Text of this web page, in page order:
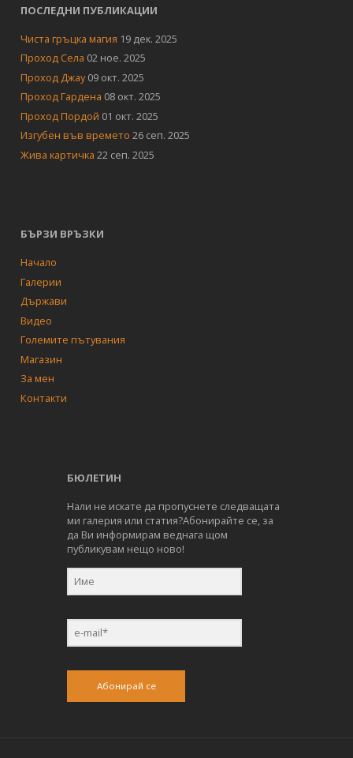
ПОСЛЕДНИ ПУБЛИКАЦИИ
Чиста гръцка магия 19 дек. 2025
Проход Села 02 ное. 2025
Проход Джау 09 окт. 2025
Проход Гардена 08 окт. 2025
Проход Пордой 01 окт. 2025
Изгубен във времето 26 сеп. 2025
Жива картичка 22 сеп. 2025
БЪРЗИ ВРЪЗКИ
Начало
Галерии
Държави
Видео
Големите пътувания
Магазин
За мен
Контакти
БЮЛЕТИН
Нали не искате да пропуснете следващата
ми галерия или статия?Абонирайте се, за
да Ви информирам веднага щом
публикувам нещо ново!
Абонирай се